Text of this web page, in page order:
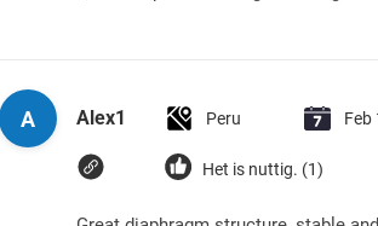
A Alex1 Peru Feb
Het is nuttig. (1)